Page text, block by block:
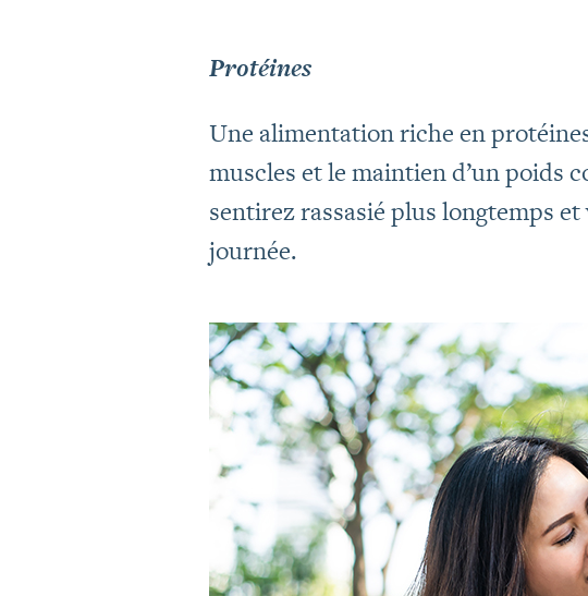
Protéines
Une alimentation riche en
muscles et le maintien d’un poids
sentirez rassasié plus longtemps
journée.